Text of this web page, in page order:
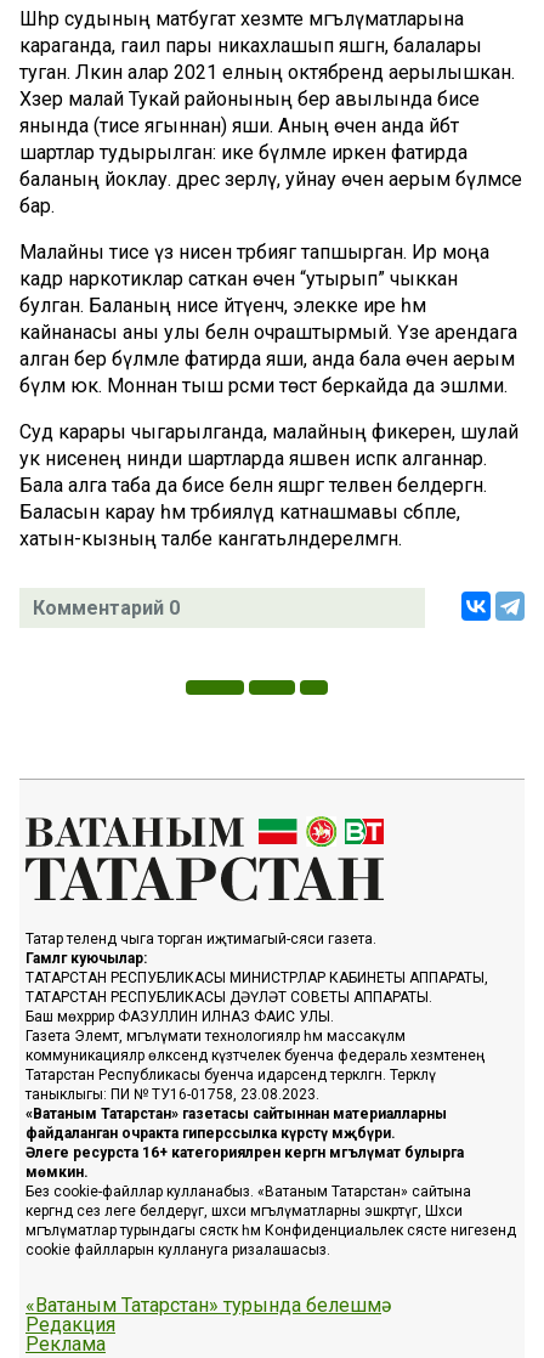
Шәһәр судының матбугат хезмәте мәгълүматларына
караганда, гаилә пары никахлашып яшәгән, балалары
туган. Ләкин алар 2021 елның октябрендә аерылышкан.
Хәзер малай Тукай районының бер авылында әбисе
янында (әтисе ягыннан) яши. Аның өчен анда әйбәт
шартлар тудырылган: ике бүлмәле иркен фатирда
баланың йоклау. дәрес әзерләү, уйнау өчен аерым бүлмәсе
бар.
Малайны әтисе үз әнисенә тәрбиягә тапшырган. Ир моңа
кадәр наркотиклар саткан өчен “утырып” чыккан
булган. Баланың әнисе әйтүенчә, элекке ире һәм
кайнанасы аны улы белән очраштырмый. Үзе арендага
алган бер бүлмәле фатирда яши, анда бала өчен аерым
бүлмә юк. Моннан тыш рәсми төстә беркайда да эшләми.
Суд карары чыгарылганда, малайның фикерен, шулай
ук әнисенең нинди шартларда яшәвен исәпкә алганнар.
Бала алга таба да әбисе белән яшәргә теләвен белдергән.
Баласын карау һәм тәрбияләүдә катнашмавы сәбәпле,
хатын-кызның таләбе канәгатьләндерелмәгән.
Комментарий 0
Татар телендә чыга торган иҗтимагый-сәяси газета.
Гамәлгә куючылар:
ТАТАРСТАН РЕСПУБЛИКАСЫ МИНИСТРЛАР КАБИНЕТЫ АППАРАТЫ,
ТАТАРСТАН РЕСПУБЛИКАСЫ ДӘҮЛӘТ СОВЕТЫ АППАРАТЫ.
Баш мөхәррир ФАЗУЛЛИН ИЛНАЗ ФАИС УЛЫ.
Газета Элемтә, мәгълүмати технологияләр һәм массакүләм
коммуникацияләр өлкәсендә күзәтчелек буенча федераль хезмәтенең
Татарстан Республикасы буенча идарәсендә теркәлгән. Теркәлү
таныклыгы: ПИ № ТУ16-01758, 23.08.2023.
«Ватаным Татарстан» газетасы сайтыннан материалларны
файдаланган очракта гиперссылка күрсәтү мәҗбүри.
Әлеге ресурста 16+ категорияләренә кергән мәгълүмат булырга
мөмкин.
Без cookie-файллар кулланабыз. «Ватаным Татарстан» сайтына
кергәндә сез әлеге белдерүгә, шәхси мәгълүматларны эшкәртүгә, Шәхси
мәгълүматлар турындагы сәясәткә һәм Конфиденциальлек сәясәте нигезендә
cookie файлларын куллануга ризалашасыз.
«Ватаным Татарстан» турында белешмә
Редакция
Реклама